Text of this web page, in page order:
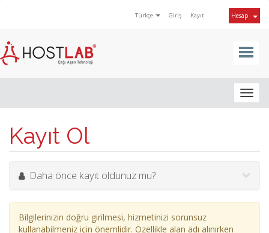
Türkçe Giriş Kayıt Hesap
Kayıt Ol
Daha önce kayıt oldunuz mu?
Bilgilerinizin doğru girilmesi, hizmetinizi sorunsuz
kullanabilmeniz için önemlidir. Özellikle alan adı alınırken